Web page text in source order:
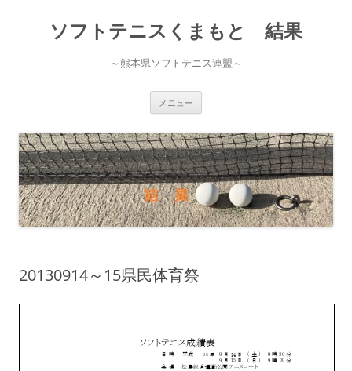
ソフトテニスくまもと 結果
～熊本県ソフトテニス連盟～
メニュー
ン
ツ
へ
ス
キ
ッ
プ
20130914～15県民体育祭